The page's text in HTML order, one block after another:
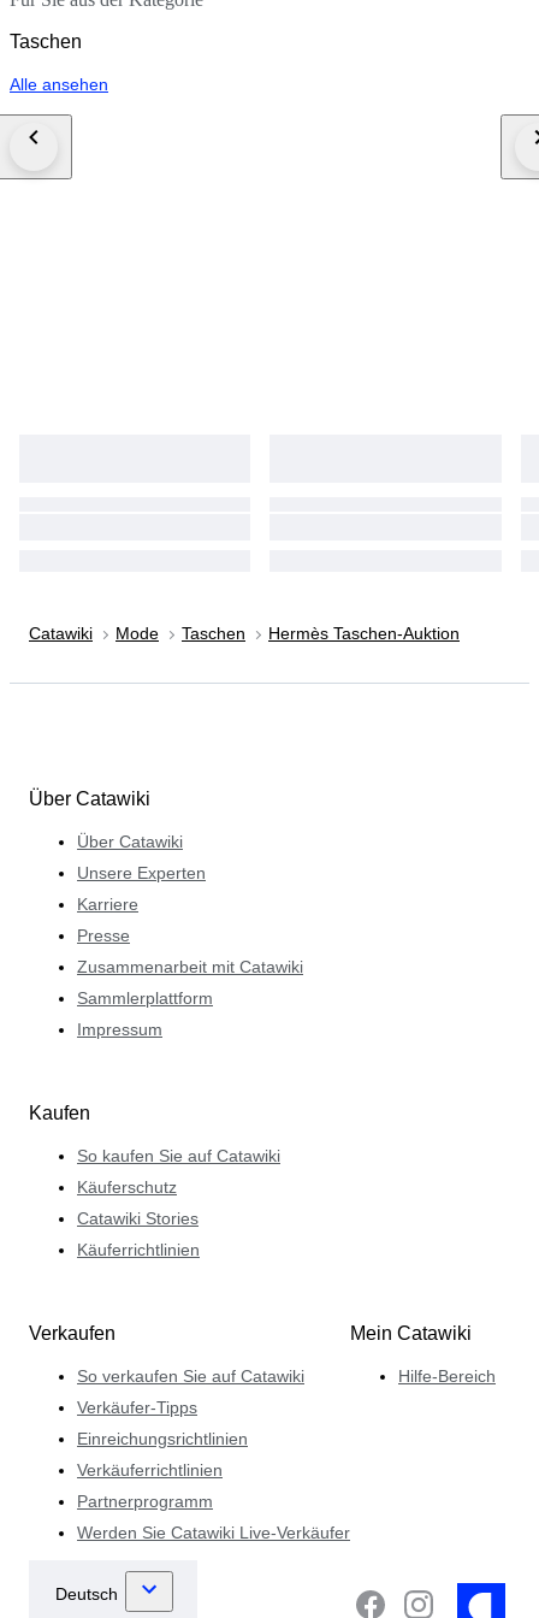
Taschen
Alle ansehen
Catawiki Mode Taschen Hermès Taschen-Auktion
Über Catawiki
Über Catawiki
Unsere Experten
Karriere
Presse
Zusammenarbeit mit Catawiki
Sammlerplattform
Impressum
Kaufen
So kaufen Sie auf Catawiki
Käuferschutz
Catawiki Stories
Käuferrichtlinien
Verkaufen
So verkaufen Sie auf Catawiki
Verkäufer-Tipps
Einreichungsrichtlinien
Verkäuferrichtlinien
Partnerprogramm
Werden Sie Catawiki Live-Verkäufer
Mein Catawiki
Hilfe-Bereich